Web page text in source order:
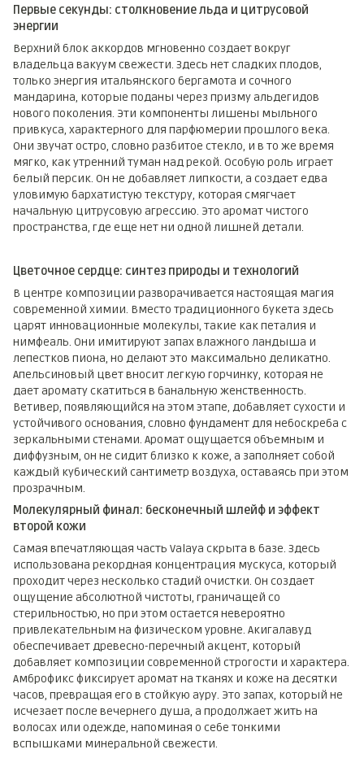
Первые секунды: столкновение льда и цитрусовой
энергии
Верхний блок аккордов мгновенно создает вокруг
владельца вакуум свежести. Здесь нет сладких плодов,
только энергия итальянского бергамота и сочного
мандарина, которые поданы через призму альдегидов
нового поколения. Эти компоненты лишены мыльного
привкуса, характерного для парфюмерии прошлого века.
Они звучат остро, словно разбитое стекло, и в то же время
мягко, как утренний туман над рекой. Особую роль играет
белый персик. Он не добавляет липкости, а создает едва
уловимую бархатистую текстуру, которая смягчает
начальную цитрусовую агрессию. Это аромат чистого
пространства, где еще нет ни одной лишней детали.
Цветочное сердце: синтез природы и технологий
В центре композиции разворачивается настоящая магия
современной химии. Вместо традиционного букета здесь
царят инновационные молекулы, такие как петалия и
нимфеаль. Они имитируют запах влажного ландыша и
лепестков пиона, но делают это максимально деликатно.
Апельсиновый цвет вносит легкую горчинку, которая не
дает аромату скатиться в банальную женственность.
Ветивер, появляющийся на этом этапе, добавляет сухости и
устойчивого основания, словно фундамент для небоскреба с
зеркальными стенами. Аромат ощущается объемным и
диффузным, он не сидит близко к коже, а заполняет собой
каждый кубический сантиметр воздуха, оставаясь при этом
прозрачным.
Молекулярный финал: бесконечный шлейф и эффект
второй кожи
Самая впечатляющая часть Valaya скрыта в базе. Здесь
использована рекордная концентрация мускуса, который
проходит через несколько стадий очистки. Он создает
ощущение абсолютной чистоты, граничащей со
стерильностью, но при этом остается невероятно
привлекательным на физическом уровне. Акигалавуд
обеспечивает древесно-перечный акцент, который
добавляет композиции современной строгости и характера.
Амброфикс фиксирует аромат на тканях и коже на десятки
часов, превращая его в стойкую ауру. Это запах, который не
исчезает после вечернего душа, а продолжает жить на
волосах или одежде, напоминая о себе тонкими
вспышками минеральной свежести.